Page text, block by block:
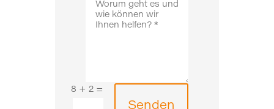
8 + 2 =
Senden